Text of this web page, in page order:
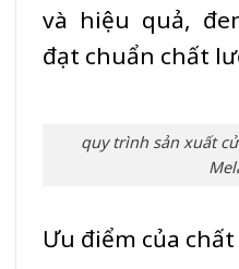
và hiệu quả,
đạt chuẩn chất
quy trình sản xuất
Ưu điểm của